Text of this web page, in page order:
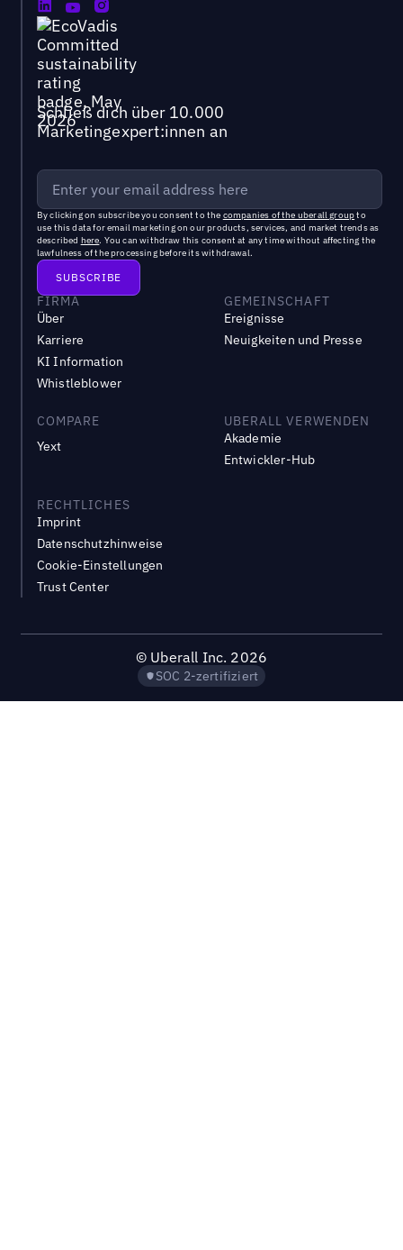
Schließ dich über 10.000
Marketingexpert:innen an
By clicking on subscribe you consent to the companies of the uberall groupto
use this data for email marketing on our products, services, and market trends as
described here. You can withdraw this consent at any time without affecting the
lawfulness of the processing before its withdrawal.
FIRMA
Über
Karriere
KI Information
Whistleblower
GEMEINSCHAFT
Ereignisse
Neuigkeiten und Presse
COMPARE
Yext
UBERALL VERWENDEN
Akademie
Entwickler-Hub
RECHTLICHES
Imprint
Datenschutzhinweise
Cookie-Einstellungen
Trust Center
© Uberall Inc. 2026
SOC 2-zertifiziert